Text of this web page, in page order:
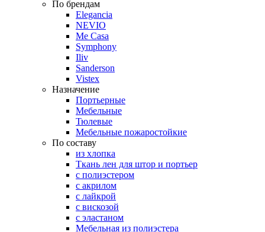
По брендам
Elegancia
NEVIO
Me Casa
Symphony
Iliv
Sanderson
Vistex
Назначение
Портьерные
Мебельные
Тюлевые
Мебельные пожаростойкие
По составу
из хлопка
Ткань лен для штор и портьер
с полиэстером
с акрилом
с лайкрой
с вискозой
с эластаном
Мебельная из полиэстера